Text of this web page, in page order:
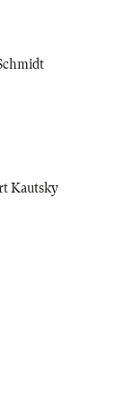
Kautsky